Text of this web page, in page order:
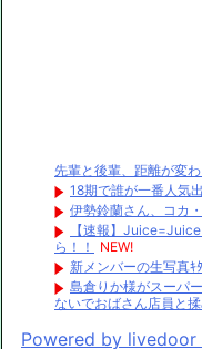
先輩と後輩、距離が変
18期で誰が一番人気
伊勢鈴蘭さん、コカ
【速報】
ら！！
NEW!
新メンバーの生写
島倉りか様がスーパ
ないでおばさん店員と
Powered by livedoor